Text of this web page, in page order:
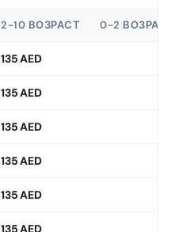
2-10 ВОЗРАСТ 0-2
135 AED
135 AED
135 AED
135 AED
135 AED
135 AED